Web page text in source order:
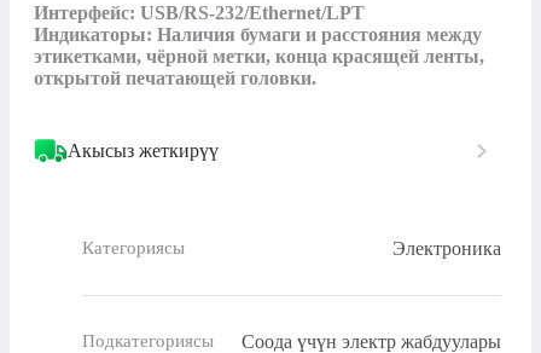
Интерфейс: USB/RS-232/Ethernet/LPT
Индикаторы: Наличия бумаги и расстояния между
этикетками, чёрной метки, конца красящей ленты,
открытой печатающей головки.
Акысыз жеткирүү
Категориясы Электроника
Подкатегориясы Соода үчүн электр жабдуулары